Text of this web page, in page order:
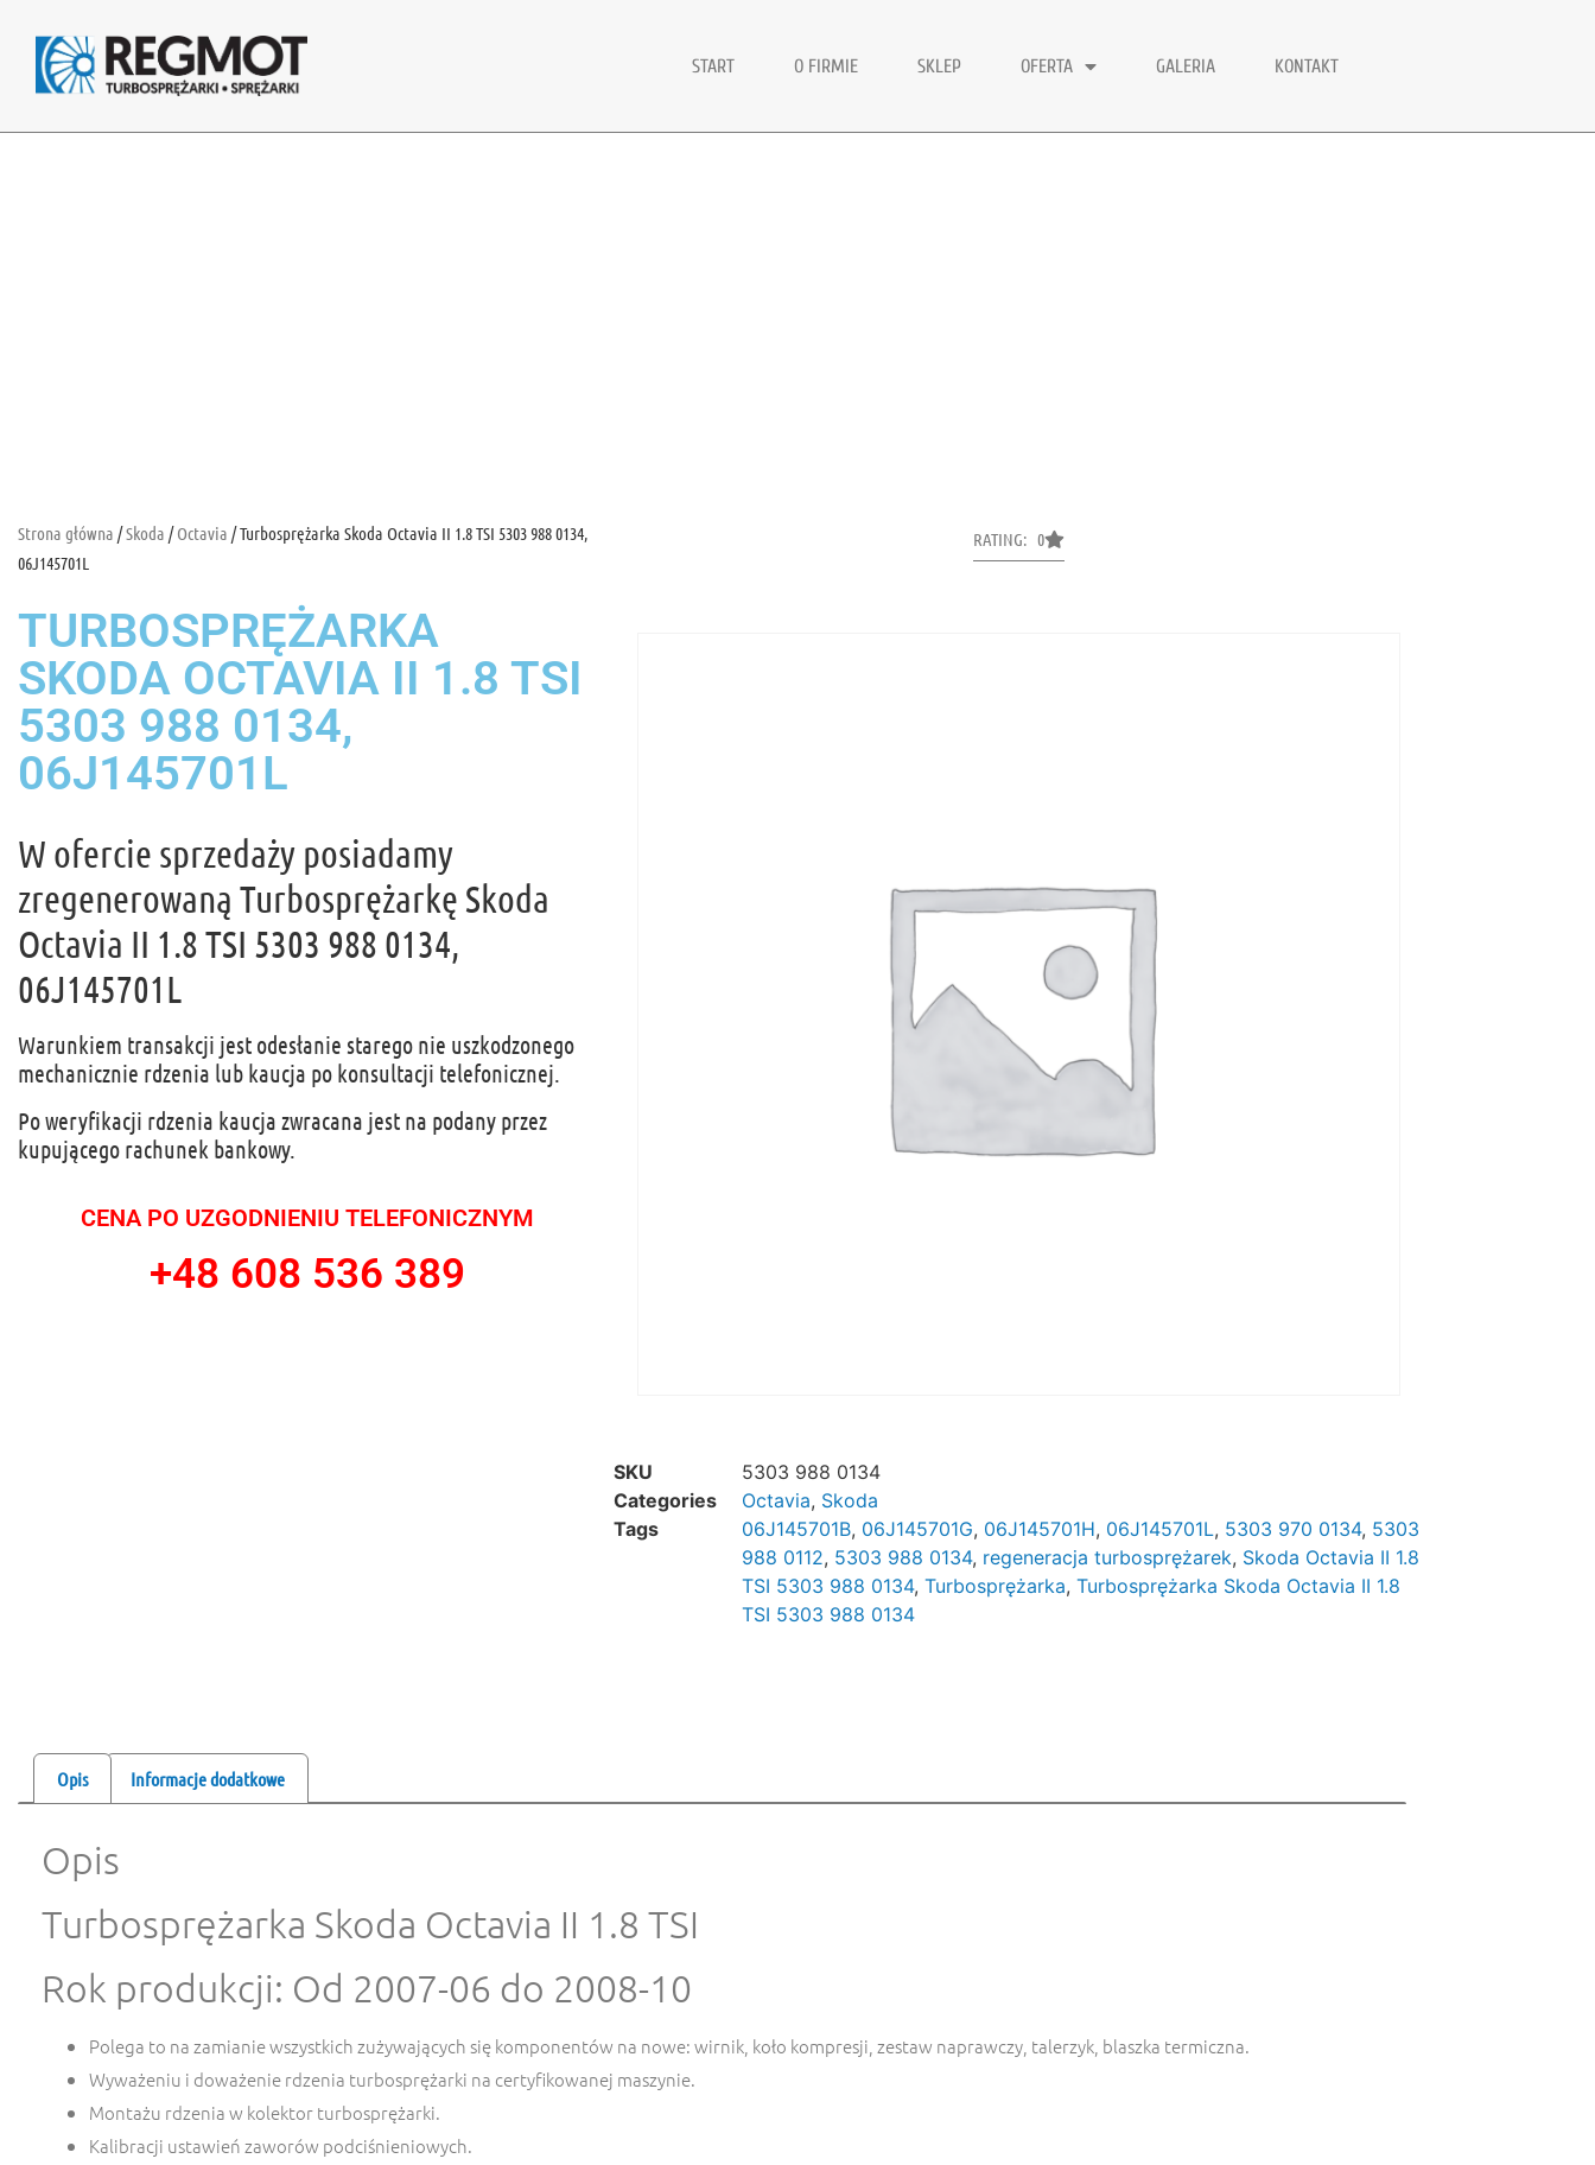
START O FIRMIE SKLEP OFERTA GALERIA KONTAKT
Strona główna /Skoda /Octavia / Turbosprężarka Skoda Octavia II 1.8 TSI 5303 988 0134,
06J145701L
TURBOSPRĘŻARKA
SKODA OCTAVIA II 1.8 TSI
5303 988 0134,
06J145701L
W ofercie sprzedaży posiadamy
zregenerowaną Turbosprężarkę Skoda
Octavia II 1.8 TSI 5303 988 0134,
06J145701L
Warunkiem transakcji jest odesłanie starego nie uszkodzonego
mechanicznie rdzenia lub kaucja po konsultacji telefonicznej.
Po weryfikacji rdzenia kaucja zwracana jest na podany przez
kupującego rachunek bankowy.
CENA PO UZGODNIENIU TELEFONICZNYM
+48 608 536 389
RATING: 0
SKU
5303 988 0134
Categories
Octavia, Skoda
Tags
06J145701B, 06J145701G, 06J145701H, 06J145701L, 5303 970 0134, 5303
988 0112, 5303 988 0134, regeneracja turbosprężarek, Skoda Octavia II 1.8
TSI 5303 988 0134,Turbosprężarka,Turbosprężarka Skoda Octavia II 1.8
TSI 5303 988 0134
Opis Informacje dodatkowe
Opis
Turbosprężarka Skoda Octavia II 1.8 TSI
Rok produkcji: Od 2007-06 do 2008-10
Polega to na zamianie wszystkich zużywających się komponentów na nowe: wirnik, koło kompresji, zestaw naprawczy, talerzyk, blaszka termiczna.
Wyważeniu i doważenie rdzenia turbosprężarki na certyfikowanej maszynie.
Montażu rdzenia w kolektor turbosprężarki.
Kalibracji ustawień zaworów podciśnieniowych.